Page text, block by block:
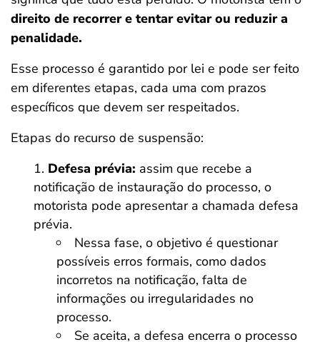
direito de recorrer e tentar evitar ou reduzir a
penalidade.
Esse processo é garantido por lei e pode ser feito
em diferentes etapas, cada uma com prazos
específicos que devem ser respeitados.
Etapas do recurso de suspensão:
Defesa prévia: assim que recebe a
notificação de instauração do processo, o
motorista pode apresentar a chamada defesa
prévia.
Nessa fase, o objetivo é questionar
possíveis erros formais, como dados
incorretos na notificação, falta de
informações ou irregularidades no
processo.
Se aceita, a defesa encerra o processo